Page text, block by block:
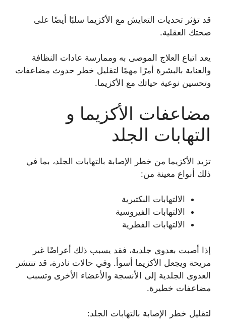
قد تؤثر تحديات التعايش مع الأكزيما سلبًا أيضًا على
صحتك العقلية.
يعد اتباع العلاج الموصى به وممارسة عادات النظافة
والعناية بالبشرة أمرًا مهمًا لتقليل خطر حدوث مضاعفات
وتحسين نوعية حياتك مع الأكزيما.
مضاعفات الأكزيما و
التهابات الجلد
تزيد الأكزيما من خطر الإصابة بالتهابات الجلد، بما في
ذلك أنواع معينة من:
الالتهابات البكتيرية
الالتهابات الفيروسية
الالتهابات الفطرية
إذا أصبت بعدوى جلدية، فقد يسبب ذلك أعراضًا غير
مريحة ويجعل الأكزيما أسوأ. وفي حالات نادرة، قد تنتشر
العدوى الجلدية إلى الأنسجة والأعضاء الأخرى وتسبب
مضاعفات خطيرة.
لتقليل خطر الإصابة بالتهابات الجلد: